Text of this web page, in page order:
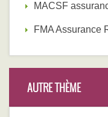
MACSF
FMA Assurance
AUTRE THÈME